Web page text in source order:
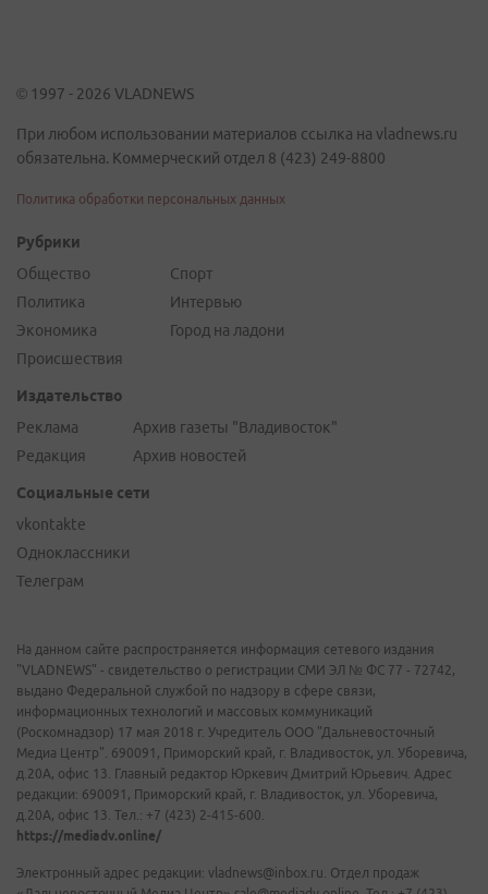
© 1997 - 2026 VLADNEWS
При любом использовании материалов ссылка на vladnews.ru
обязательна. Коммерческий отдел 8 (423) 249-8800
Политика обработки персональных данных
Рубрики
Общество
Политика
Экономика
Происшествия
Спорт
Интервью
Город на ладони
Издательство
Реклама
Редакция
Архив газеты "Владивосток"
Архив новостей
Социальные сети
vkontakte
Одноклассники
Телеграм
На данном сайте распространяется информация сетевого издания
"VLADNEWS" - свидетельство о регистрации СМИ ЭЛ № ФС 77 - 72742,
выдано Федеральной службой по надзору в сфере связи,
информационных технологий и массовых коммуникаций
(Роскомнадзор) 17 мая 2018 г. Учредитель ООО "Дальневосточный
Медиа Центр". 690091, Приморский край, г. Владивосток, ул. Уборевича,
д.20А, офис 13. Главный редактор Юркевич Дмитрий Юрьевич. Адрес
редакции: 690091, Приморский край, г. Владивосток, ул. Уборевича,
д.20А, офис 13. Тел.: +7 (423) 2-415-600.
https://mediadv.online/
Электронный адрес редакции: vladnews@inbox.ru. Отдел продаж